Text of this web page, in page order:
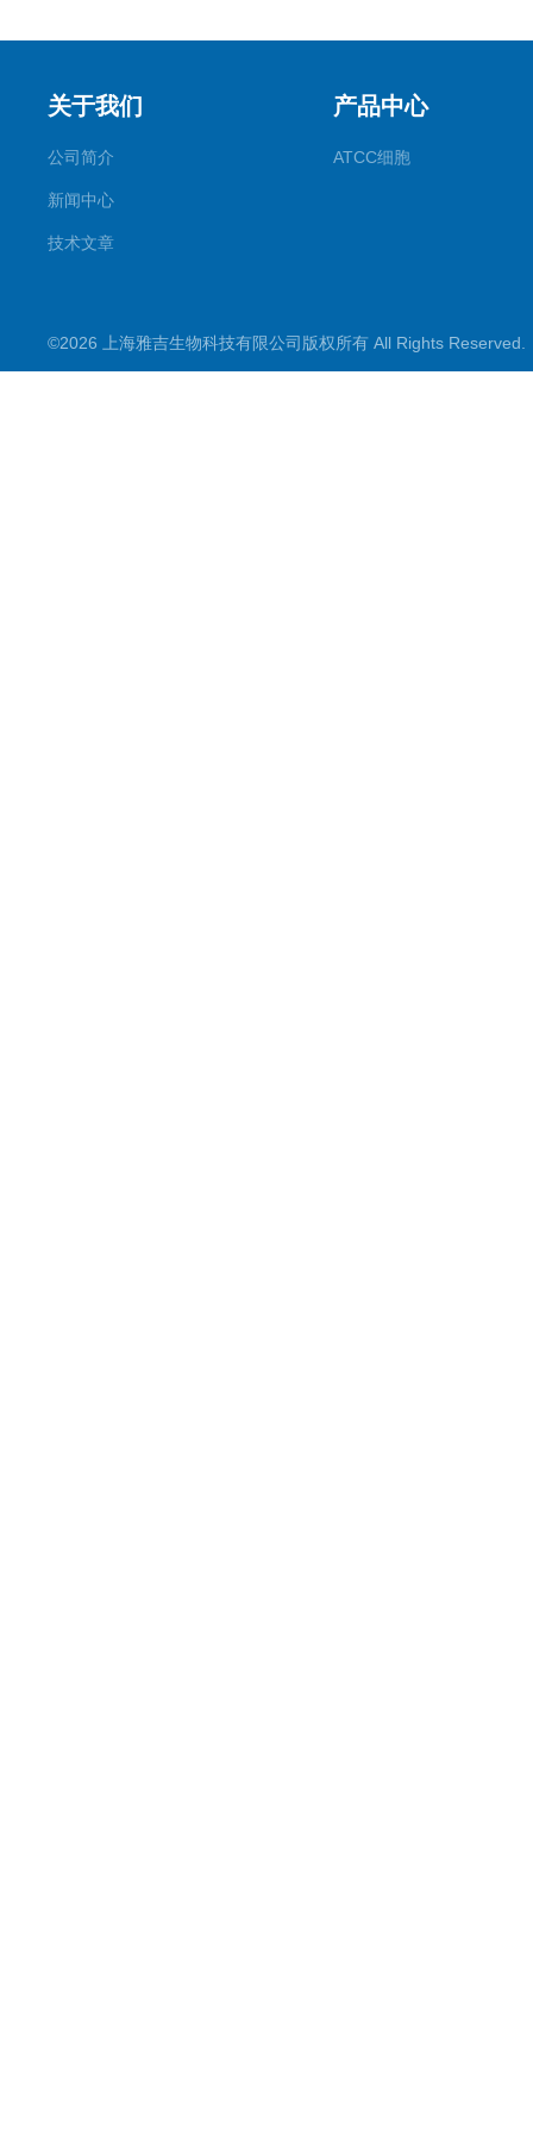
关于我们
公司简介
新闻中心
技术文章
产品中心
ATCC细胞
©2026 上海雅吉生物科技有限公司版权所有 All Rights